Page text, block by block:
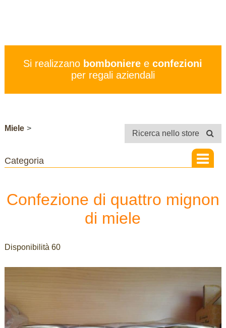
CONTATTI
Si realizzano bomboniere econfezioni
per regali aziendali
Ricerca nello store
Miele >
Confezione di quattro mignon
di miele
Disponibilità 60